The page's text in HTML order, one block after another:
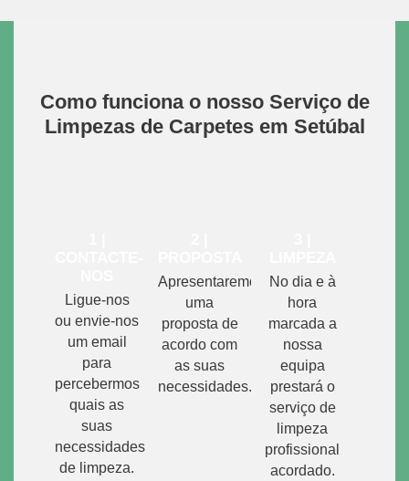
Como funciona o nosso Serviço de
Limpezas de Carpetes em Setúbal
Ligue-nos
ou envie-nos
um email
para
percebermos
quais as
suas
necessidades
de limpeza.
Apresentaremos
uma
proposta de
acordo com
as suas
necessidades.
No dia e à
hora
marcada a
nossa
equipa
prestará o
serviço de
limpeza
profissional
acordado.